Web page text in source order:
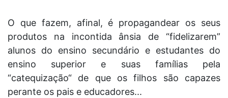
O que fazem, afinal, é propagandear os seus
produtos na incontida ânsia de “fidelizarem”
alunos do ensino secundário e estudantes do
ensino superior e suas famílias pela
“catequização“ de que os filhos são capazes
perante os pais e educadores...